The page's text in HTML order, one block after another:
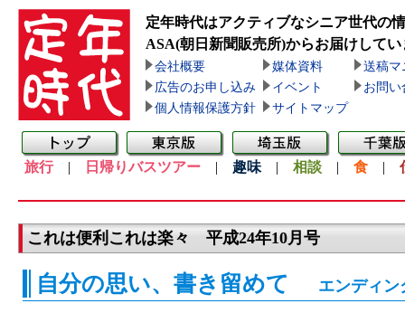
定年時代はアクティブなシニア世代の
ASA(朝日新聞販売所)からお届けしてい
会社概要 媒体資料
送稿マ
広告のお申し込み
イベント
お問い
個人情報保護方針
サイトマップ
旅行| 日帰りバスツアー | 趣味 | 相談 | 食 |
これは便利これは楽々 平成24年10月号
自分の思い、書き留めて エンディ